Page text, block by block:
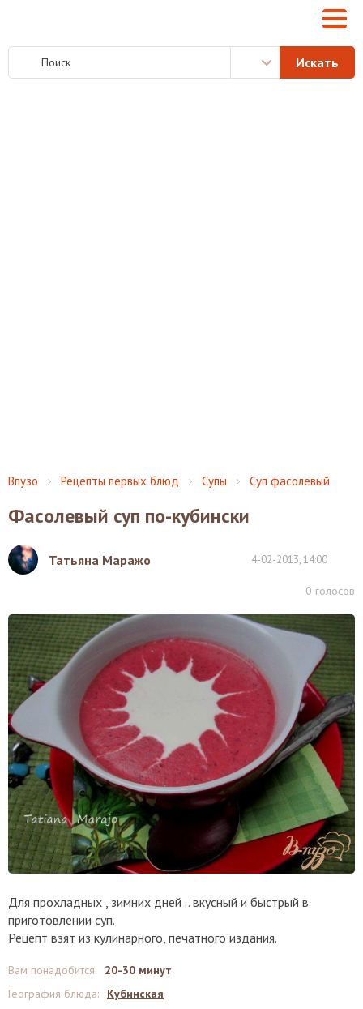
Впузо Рецепты первых блюд Супы Суп фасолевый
Фасолевый суп по-кубински
Татьяна Маражо 4-02-2013, 14:00
0 голосов
Для прохладных , зимних дней .. вкусный и быстрый в
приготовлении суп.
Рецепт взят из кулинарного, печатного издания.
Вам понадобится:
20-30 минут
География блюда:
Кубинская